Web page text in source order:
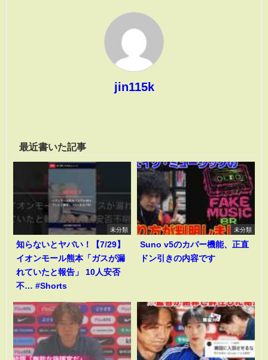
jin115k
最近書いた記事
未分類
知らないとヤバい！【7/29】
イオンモール熊本「ガスが漏
れていたと報告」 10人安否
不… #Shorts
未分類
Suno v5のカバー機能、正直
ドン引きの内容です